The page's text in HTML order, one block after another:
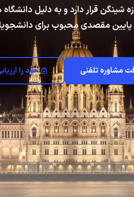
شینگن قرار دارد و به دلیل
پایین مقصدی محبوب برای
مشاوره تلفنی خود را